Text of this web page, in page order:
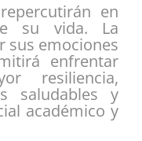
en
su vida. La
sus emociones
enfrentar
resiliencia,
saludables y
académico y